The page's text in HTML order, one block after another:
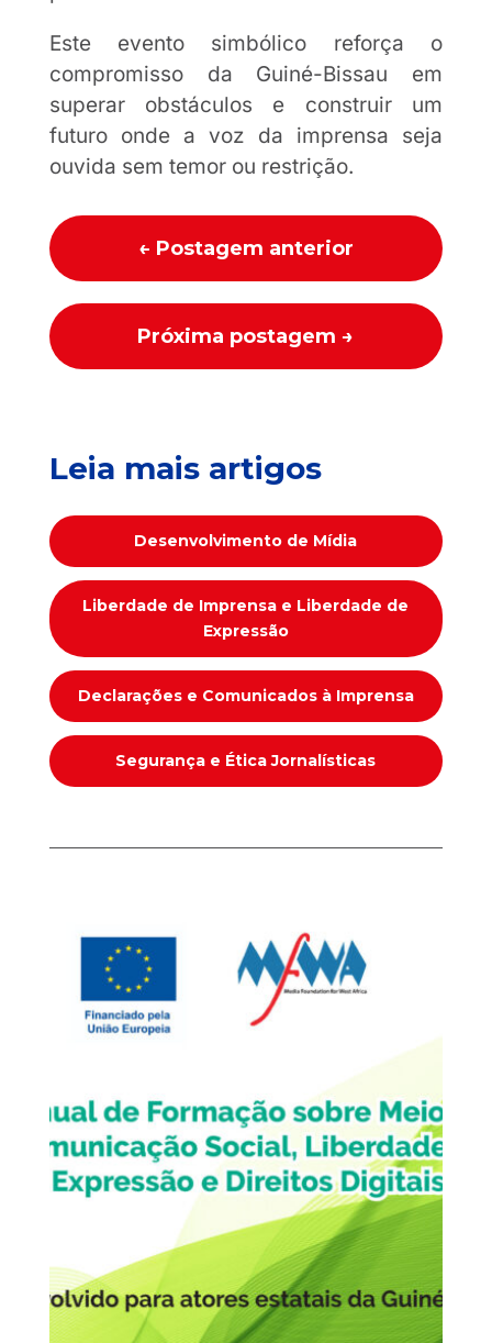
Este evento simbólico reforça o
compromisso da Guiné-Bissau em
superar obstáculos e construir um
futuro onde a voz da imprensa seja
ouvida sem temor ou restrição.
← Postagem anterior
Próxima postagem →
Leia mais artigos
Desenvolvimento de Mídia
Liberdade de Imprensa e Liberdade de
Expressão
Declarações e Comunicados à Imprensa
Segurança e Ética Jornalísticas